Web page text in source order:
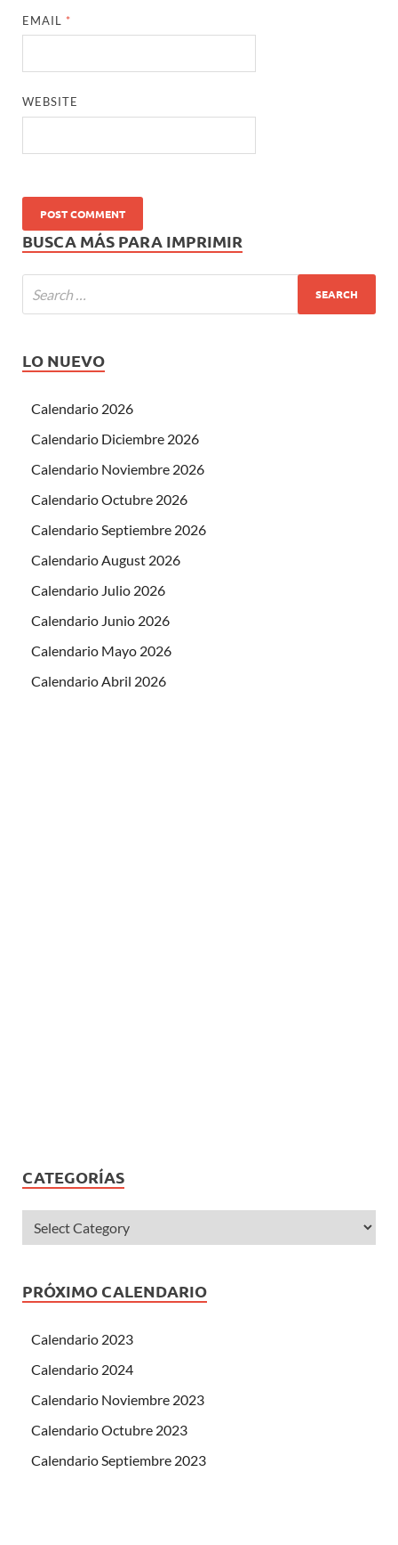
EMAIL *
WEBSITE
BUSCA MÁS PARA IMPRIMIR
LO NUEVO
Calendario 2026
Calendario Diciembre 2026
Calendario Noviembre 2026
Calendario Octubre 2026
Calendario Septiembre 2026
Calendario August 2026
Calendario Julio 2026
Calendario Junio 2026
Calendario Mayo 2026
Calendario Abril 2026
CATEGORÍAS
PRÓXIMO CALENDARIO
Calendario 2023
Calendario 2024
Calendario Noviembre 2023
Calendario Octubre 2023
Calendario Septiembre 2023